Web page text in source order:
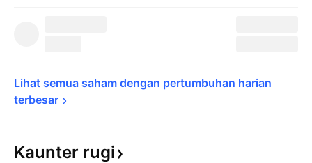
terbesar
Kaunter rugi